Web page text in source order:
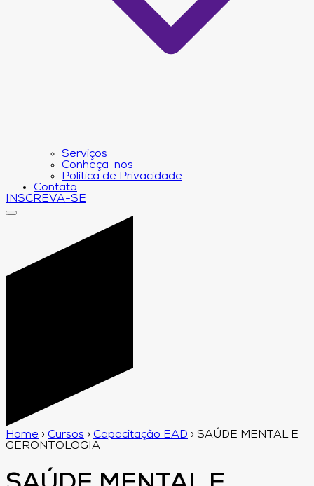
Serviços
Conheça-nos
Política de Privacidade
Contato
INSCREVA-SE
Home › Cursos › Capacitação EAD › SAÚDE MENTAL E
GERONTOLOGIA